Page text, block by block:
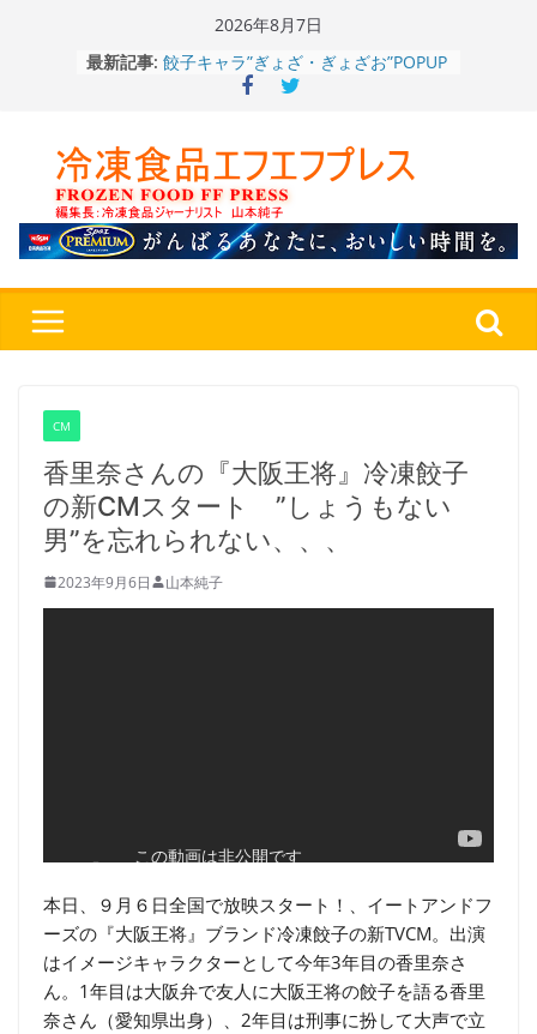
2026年8月7日
最新記事: 「CHEESE WONDER」5周年～夏に限
定さわやかフレーバー「CHEESE
ジ♪ふわもちめん！！「冷凍 日清の
どん兵衛 大盛 きつねうどん」
「同 肉うどん」
日清食品冷凍、背油の旨み・コク深い
醤油味・かつてない細麺！ 「冷凍
から新ブランド『ニップン、彩りごは
CM
香里奈さんの『大阪王将』冷凍餃子
の新CMスタート ”しょうもない
男”を忘れられない、、、
2023年9月6日 山本純子
本日、９月６日全国で放映スタート！、イートアンドフ
ーズの『大阪王将』ブランド冷凍餃子の新TVCM。出演
はイメージキャラクターとして今年3年目の香里奈さ
ん。1年目は大阪弁で友人に大阪王将の餃子を語る香里
奈さん（愛知県出身）、2年目は刑事に扮して大声で立